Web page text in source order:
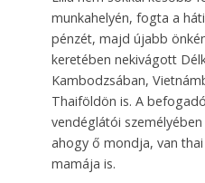
munkahelyén, fogta a
pénzét, majd újabb
keretében nekivágott
Kambodzsában,
Thaiföldön is. A
vendéglátói
ahogy ő mondja, van
mamája is.